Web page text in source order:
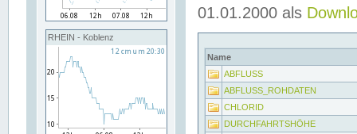
RHEIN - Koblenz
01.01.2000 als
Name
ABFLUSS
ABFLUSS_ROHDATEN
CHLORID
DURCHFAHRTSHÖHE